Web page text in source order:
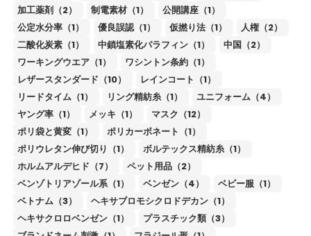
加工薬剤（2）
制電素材（1）
公開講座（1）
公定水分率（1）
優良誤認（1） 仮撚り法（1）
人権（2）
二酸化炭素（1）
中鎖塩素化パラフィン（1）
中国（2）
ワーキングウエア（1）
ワシントン条約（1）
レザースタンダード（10）
レインコート（1）
リードタイム（1）
リング精紡糸（1）
ユニフォーム（4）
ヤング率（1）
メッキ（1）
マスク（12）
ポリ袋と黄変（1）
ポリカーボネート（1）
ポリウレタン伸び切り（1）
ボルテックス精紡糸（1）
ホルムアルデヒド（7）
ペット用品（2）
ベンゾトリアゾール系（1）
ベンゼン（4）
ベビー服（1）
ベトナム（3）
ヘキサブロモシクロドデカン（1）
ヘキサクロロベンゼン（1）
プラスチック類（3）